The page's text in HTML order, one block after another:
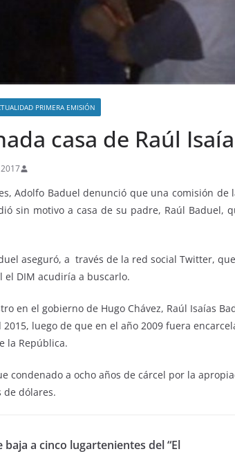
PRIMERA EMISIÓN
casa de Raúl
Adolfo Baduel denunció que una comisión
sin motivo a casa de su padre, Raúl Baduel,
aseguró, a través de la red social Twitter,
el DIM acudiría a buscarlo.
en el gobierno de Hugo Chávez, Raúl Isaías
2015, luego de que en el año 2009 fuera
la República.
condenado a ocho años de cárcel por la
de dólares.
baja a cinco lugartenientes del “El